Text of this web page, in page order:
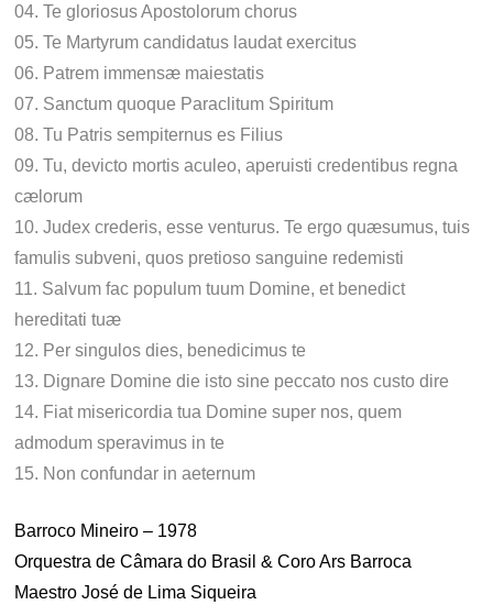
04. Te gloriosus Apostolorum chorus
05. Te Martyrum candidatus laudat exercitus
06. Patrem immensæ maiestatis
07. Sanctum quoque Paraclitum Spiritum
08. Tu Patris sempiternus es Filius
09. Tu, devicto mortis aculeo, aperuisti credentibus regna
cælorum
10. Judex crederis, esse venturus. Te ergo quæsumus, tuis
famulis subveni, quos pretioso sanguine redemisti
11. Salvum fac populum tuum Domine, et benedict
hereditati tuæ
12. Per singulos dies, benedicimus te
13. Dignare Domine die isto sine peccato nos custo dire
14. Fiat misericordia tua Domine super nos, quem
admodum speravimus in te
15. Non confundar in aeternum
Barroco Mineiro – 1978
Orquestra de Câmara do Brasil & Coro Ars Barroca
Maestro José de Lima Siqueira